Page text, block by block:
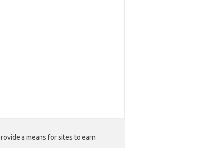
a means for sites to earn